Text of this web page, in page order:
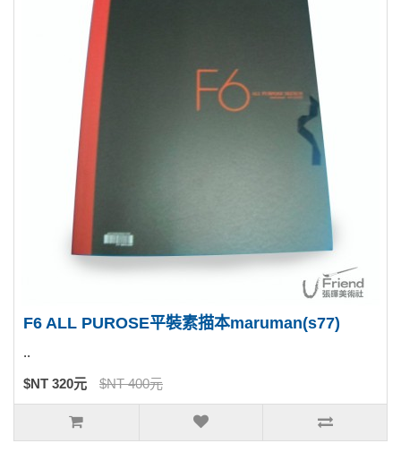
F6 ALL PUROSE平裝素描本maruman(s77)
..
$NT 320元 $NT 400元